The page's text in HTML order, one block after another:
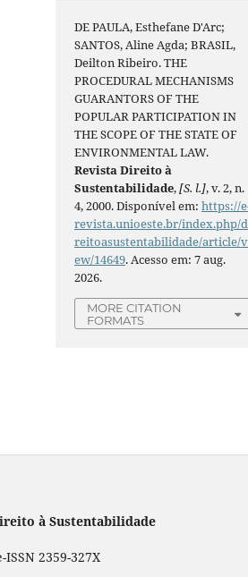
DE PAULA, Esthefane D'Arc;
SANTOS, Aline Agda; BRASIL,
Deilton Ribeiro. THE
PROCEDURAL MECHANISMS
GUARANTORS OF THE
POPULAR PARTICIPATION IN
THE SCOPE OF THE STATE OF
ENVIRONMENTAL LAW.
Revista Direito à
Sustentabilidade,[S. l.], v. 2, n.
4, 2000. Disponível em:https://
revista.unioeste.br/index.php/
reitoasustentabilidade/article/
ew/14649. Acesso em: 7 aug.
2026.
MORE CITATION
FORMATS
à Sustentabilidade
ISSN 2359-327X